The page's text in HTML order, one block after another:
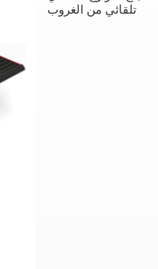
تلقائي من الغروب